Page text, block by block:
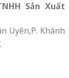
Sản Xuất
Uyên,P. Khánh